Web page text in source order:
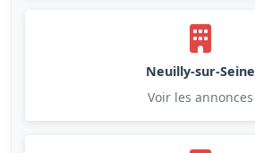
Neuilly-sur-Seine
Voir les annonces